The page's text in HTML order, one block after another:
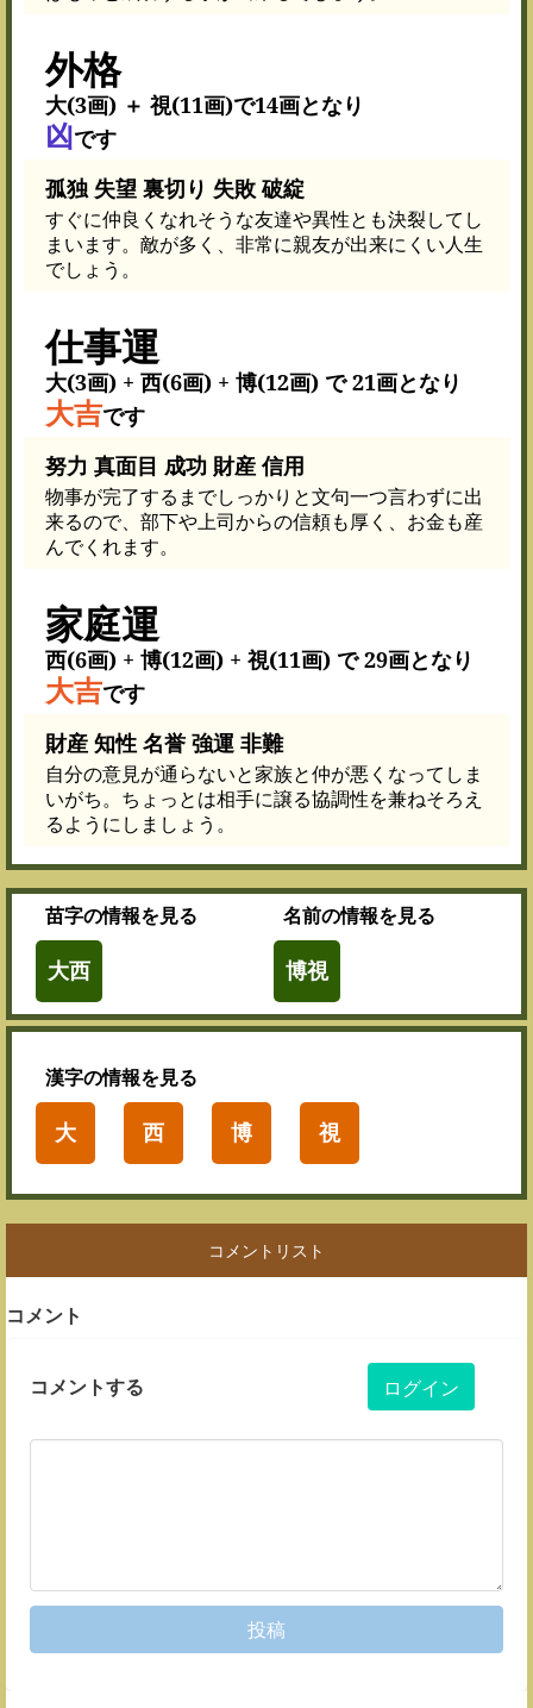
外格
大(3画) ＋ 視(11画)で14画となり
凶です
孤独 失望 裏切り 失敗 破綻
すぐに仲良くなれそうな友達や異性とも決裂してし
まいます。敵が多く、非常に親友が出来にくい人生
でしょう。
仕事運
大(3画) + 西(6画) + 博(12画) で 21画となり
大吉です
努力 真面目 成功 財産 信用
物事が完了するまでしっかりと文句一つ言わずに出
来るので、部下や上司からの信頼も厚く、お金も産
んでくれます。
家庭運
西(6画) + 博(12画) + 視(11画) で 29画となり
大吉です
財産 知性 名誉 強運 非難
自分の意見が通らないと家族と仲が悪くなってしま
いがち。ちょっとは相手に譲る協調性を兼ねそろえ
るようにしましょう。
苗字の情報を見る
大西
名前の情報を見る
博視
漢字の情報を見る
大 西 博 視
コメントリスト
コメント
コメントする ログイン
投稿